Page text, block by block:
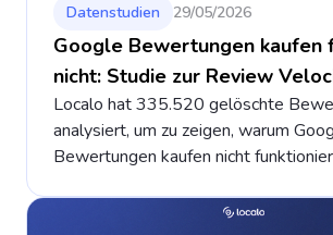
Datenstudien 29/05/2026
Google Bewertungen kaufen
nicht: Studie zur Review
Localo hat 335.520 gelöschte
analysiert, um zu zeigen, warum
Bewertungen kaufen nicht